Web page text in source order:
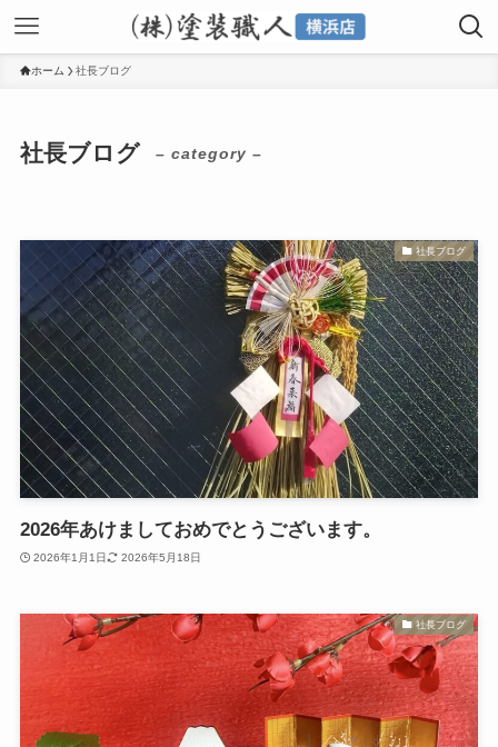
ホーム 社長ブログ
社長ブログ – category –
社長ブログ
2026年あけましておめでとうございます。
2026年1月1日 2026年5月18日
社長ブログ